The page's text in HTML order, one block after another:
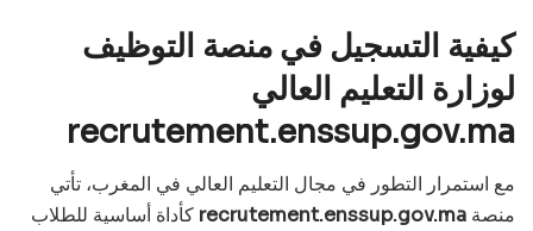
كيفية التسجيل في منصة التوظيف
لوزارة التعليم العالي
recrutement.enssup.gov.ma
مع استمرار التطور في مجال التعليم العالي في المغرب، تأتي
منصة recrutement.enssup.gov.ma كأداة أساسية للطلاب